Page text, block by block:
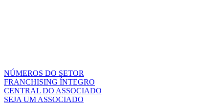
NÚMEROS DO SETOR
FRANCHISING ÍNTEGRO
CENTRAL DO ASSOCIADO
SEJA UM ASSOCIADO